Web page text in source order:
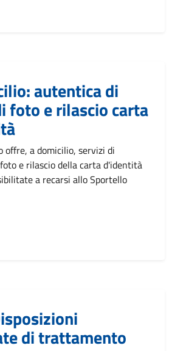
autentica di
foto e rilascio carta
offre, a domicilio, servizi di
e rilascio della carta d'identità
a recarsi allo Sportello
di trattamento